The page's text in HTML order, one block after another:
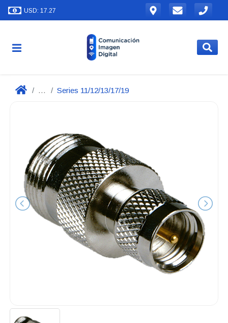
USD: 17.27
... Series 11/12/13/17/19